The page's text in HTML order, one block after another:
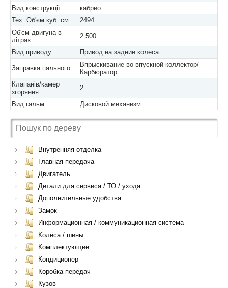
Вид конструкції
кабрио
Тех. Об'єм куб. см.
2494
Об'єм двигуна в
літрах
2.500
Вид приводу Привод на задние колеса
Заправка пального
Впрыскивание во впускной коллектор/
Карбюратор
Клапанів/камер
згоряння
2
Вид гальм Дисковой механизм
Внутренняя отделка
Главная передача
Двигатель
Детали для сервиса / ТО / ухода
Дополнительные удобства
Замок
Информационная / коммуникационная система
Колёса / шины
Комплектующие
Кондиционер
Коробка передач
Кузов